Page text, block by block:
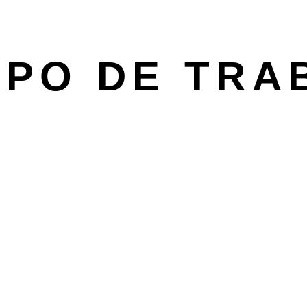
DE